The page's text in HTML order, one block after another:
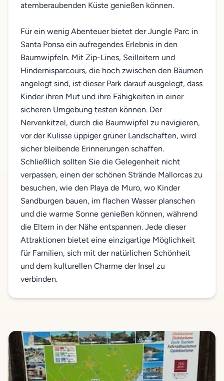
atemberaubenden Küste genießen können.
Für ein wenig Abenteuer bietet der Jungle Parc in
Santa Ponsa ein aufregendes Erlebnis in den
Baumwipfeln. Mit Zip-Lines, Seilleitern und
Hindernisparcours, die hoch zwischen den Bäumen
angelegt sind, ist dieser Park darauf ausgelegt, dass
Kinder ihren Mut und ihre Fähigkeiten in einer
sicheren Umgebung testen können. Der
Nervenkitzel, durch die Baumwipfel zu navigieren,
vor der Kulisse üppiger grüner Landschaften, wird
sicher bleibende Erinnerungen schaffen.
Schließlich sollten Sie die Gelegenheit nicht
verpassen, einen der schönen Strände Mallorcas zu
besuchen, wie den Playa de Muro, wo Kinder
Sandburgen bauen, im flachen Wasser planschen
und die warme Sonne genießen können, während
die Eltern in der Nähe entspannen. Jede dieser
Attraktionen bietet eine einzigartige Möglichkeit
für Familien, sich mit der natürlichen Schönheit
und dem kulturellen Charme der Insel zu
verbinden.